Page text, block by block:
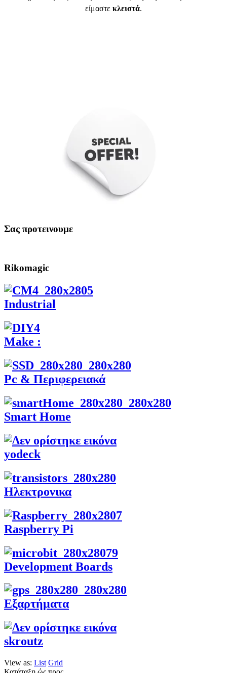
είμαστε κλειστά.
Σας προτεινουμε
Rikomagic
Industrial
Make :
Pc & Περιφερειακά
Smart Home
yodeck
Ηλεκτρονικα
Raspberry Pi
Development Boards
Εξαρτήματα
skroutz
View as: List Grid